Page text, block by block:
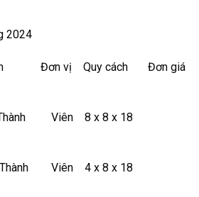
2024
Đơn vị Quy cách Đơn giá
Thành Viên 8 x 8 x 18
Thành Viên 4 x 8 x 18